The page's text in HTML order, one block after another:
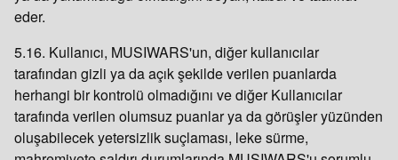
eder.
5.16. Kullanıcı, MUSIWARS'un, diğer kullanıcılar
tarafından gizli ya da açık şekilde verilen puanlarda
herhangi bir kontrolü olmadığını ve diğer Kullanıcılar
tarafında verilen olumsuz puanlar ya da görüşler yüzünden
oluşabilecek yetersizlik suçlaması, leke sürme,